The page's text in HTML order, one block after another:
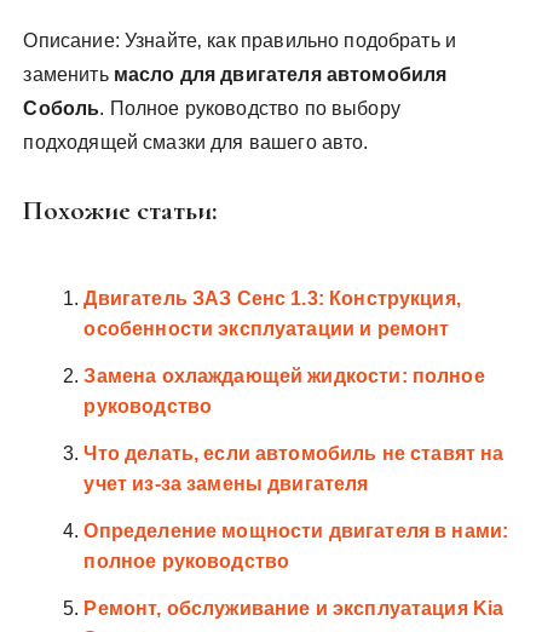
Описание: Узнайте‚ как правильно подобрать и
заменить масло для двигателя автомобиля
Соболь. Полное руководство по выбору
подходящей смазки для вашего авто.
Похожие статьи:
Двигатель ЗАЗ Сенс 1.3: Конструкция,
особенности эксплуатации и ремонт
Замена охлаждающей жидкости: полное
руководство
Что делать, если автомобиль не ставят на
учет из-за замены двигателя
Определение мощности двигателя в нами:
полное руководство
Ремонт, обслуживание и эксплуатация Kia